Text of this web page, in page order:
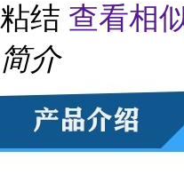
粘结 查看相
简介